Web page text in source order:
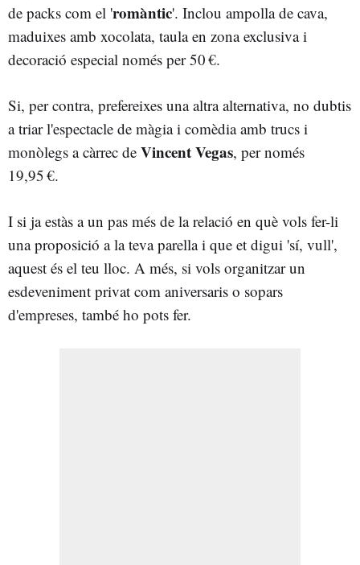
de packs com el 'romàntic'. Inclou ampolla de cava,
maduixes amb xocolata, taula en zona exclusiva i
decoració especial només per 50 €.
Si, per contra, prefereixes una altra alternativa, no dubtis
a triar l'espectacle de màgia i comèdia amb trucs i
monòlegs a càrrec de Vincent Vegas, per només
19,95 €.
I si ja estàs a un pas més de la relació en què vols fer-li
una proposició a la teva parella i que et digui 'sí, vull',
aquest és el teu lloc. A més, si vols organitzar un
esdeveniment privat com aniversaris o sopars
d'empreses, també ho pots fer.